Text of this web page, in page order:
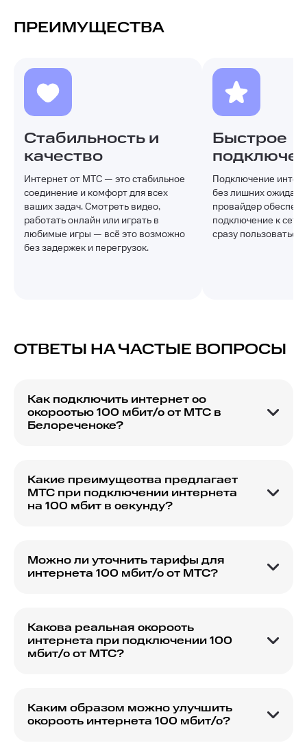
ПРЕИМУЩЕСТВА
Стабильность и
качество
Интернет от МТС — это стабильное
соединение и комфорт для всех
ваших задач. Смотреть видео,
работать онлайн или играть в
любимые игры — всё это возможно
без задержек и перегрузок.
Быстрое
Подключение
без лишних
провайдер
подключение к
сразу пользоваться
ОТВЕТЫ НА ЧАСТЫЕ ВОПРОСЫ
Как подключить интернет со
скоростью 100 мбит/с от МТС в
Белореченске?
ближайший офис МТС.
Какие преимущества предлагает
МТС при подключении интернета
на 100 мбит в секунду?
подключении 100 мбит/с.
Можно ли уточнить тарифы для
интернета 100 мбит/с от МТС?
тарифов на сайте или проконсультироваться с
представителем компании.
Какова реальная скорость
интернета при подключении 100
мбит/с от МТС?
внешних условий.
Каким образом можно улучшить
скорость интернета 100 мбит/с?